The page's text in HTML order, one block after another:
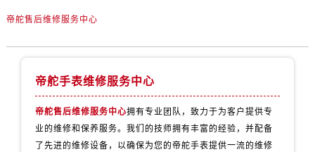
广东省河源市源城区越王大道帝舵售后服务中心（需提前预约）
帝舵售后维修服务中心
帝舵手表维修服务中心
帝舵售后维修服务中心拥有专业团队，致力于为客户提供专
业的维修和保养服务。我们的技师拥有丰富的经验，并配备
了先进的维修设备，以确保为您的帝舵手表提供一流的维修